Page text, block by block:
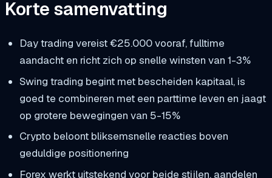
Korte samenvatting
Day trading vereist €25.000 vooraf, fulltime
aandacht en richt zich op snelle winsten van 1-3%
Swing trading begint met bescheiden kapitaal, is
goed te combineren met een parttime leven en jaagt
op grotere bewegingen van 5-15%
Crypto beloont bliksemsnelle reacties boven
geduldige positionering
Forex werkt uitstekend voor beide stijlen, aandelen